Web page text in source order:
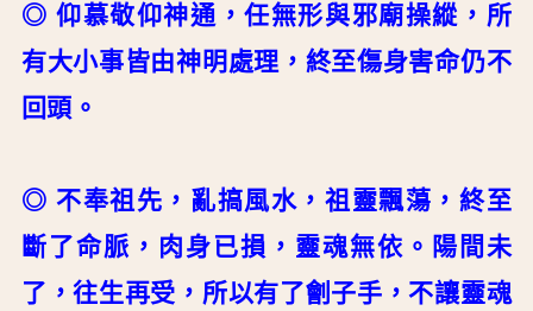
◎ 仰慕敬仰神通，任無形與邪廟操縱，所
有大小事皆由神明處理，終至傷身害命仍不
回頭。
◎ 不奉祖先，亂搞風水，祖靈飄蕩，終至
斷了命脈，肉身已損，靈魂無依。陽間未
了，往生再受，所以有了劊子手，不讓靈魂